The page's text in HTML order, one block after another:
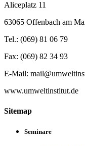
Aliceplatz 11
63065 Offenbach am
Tel.: (069) 81 06 79
Fax: (069) 82 34 93
E-Mail:
www.umweltinstitut.de
Sitemap
Seminare